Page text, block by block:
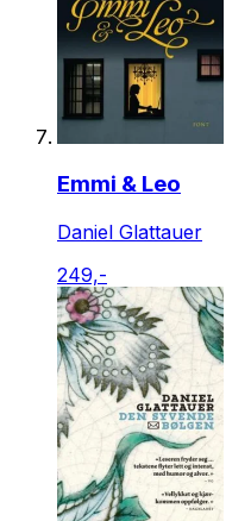
Emmi & Leo
Daniel Glattauer
249,-